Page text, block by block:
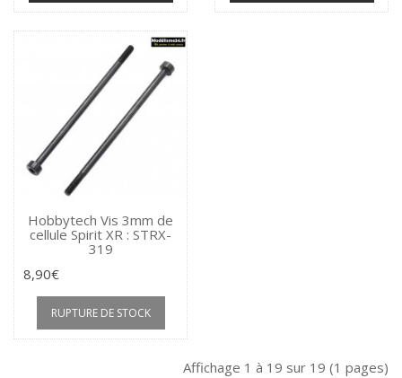
Hobbytech Vis 3mm de
cellule Spirit XR : STRX-
319
8,90€
RUPTURE DE STOCK
Affichage 1 à 19 sur 19 (1 pages)